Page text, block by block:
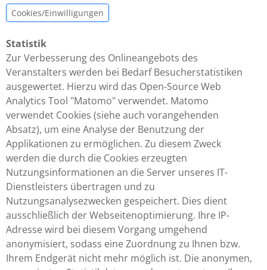
Cookies/Einwilligungen
Statistik
Zur Verbesserung des Onlineangebots des
Veranstalters werden bei Bedarf Besucherstatistiken
ausgewertet. Hierzu wird das Open-Source Web
Analytics Tool "Matomo" verwendet. Matomo
verwendet Cookies (siehe auch vorangehenden
Absatz), um eine Analyse der Benutzung der
Applikationen zu ermöglichen. Zu diesem Zweck
werden die durch die Cookies erzeugten
Nutzungsinformationen an die Server unseres IT-
Dienstleisters übertragen und zu
Nutzungsanalysezwecken gespeichert. Dies dient
ausschließlich der Webseitenoptimierung. Ihre IP-
Adresse wird bei diesem Vorgang umgehend
anonymisiert, sodass eine Zuordnung zu Ihnen bzw.
Ihrem Endgerät nicht mehr möglich ist. Die anonymen,